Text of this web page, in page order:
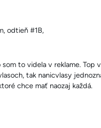
odtieň #1B,
to videla v reklame. Top
tak nanicvlasy
chce mať naozaj každá.